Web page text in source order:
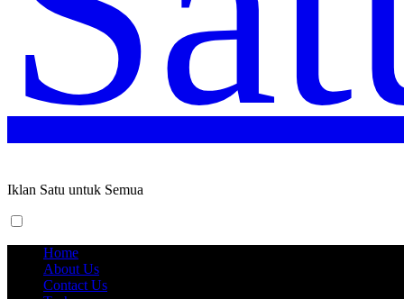
Iklan Satu untuk Semua
Home
About Us
Contact Us